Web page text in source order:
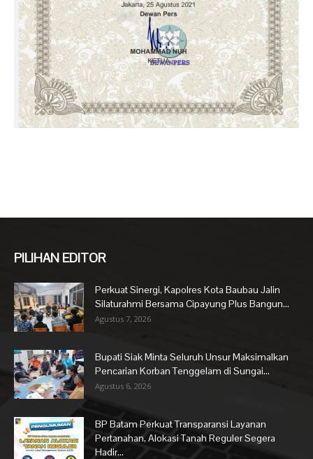
PILIHAN EDITOR
Perkuat Sinergi, Kapolres Kota Baubau Jalin
Silaturahmi Bersama Cipayung Plus Bangun...
Agustus 7, 2026
Bupati Siak Minta Seluruh Unsur Maksimalkan
Pencarian Korban Tenggelam di Sungai...
Agustus 6, 2026
BP Batam Perkuat Transparansi Layanan
Pertanahan, Alokasi Tanah Reguler Segera
Hadir...